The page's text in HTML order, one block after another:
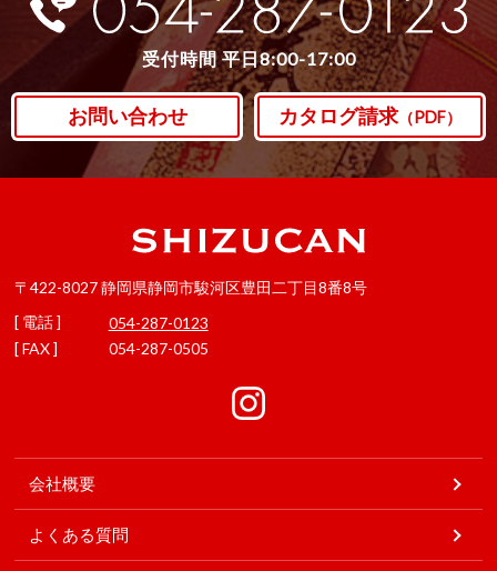
受付時間 平日8:00-17:00
お問い合わせ カタログ請求 （PDF）
〒422-8027 静岡県静岡市駿河区豊田二丁目8番8号
[ 電話 ]
054-287-0123
[ FAX ]
054-287-0505
会社概要
よくある質問